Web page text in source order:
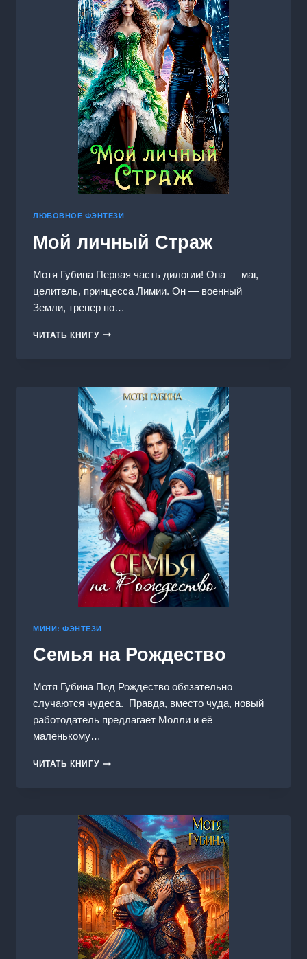
ЛЮБОВНОЕ ФЭНТЕЗИ
Мой личный Страж
Мотя Губина Первая часть дилогии! Она — маг,
целитель, принцесса Лимии. Он — военный
Земли, тренер по…
ЧИТАТЬ КНИГУМОЙ
МИНИ: ФЭНТЕЗИ
Семья на Рождество
Мотя Губина Под Рождество обязательно
случаются чудеса. Правда, вместо чуда, новый
работодатель предлагает Молли и её
маленькому…
ЧИТАТЬ КНИГУСЕМЬЯ